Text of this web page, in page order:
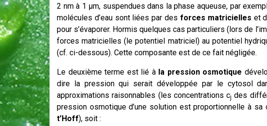
2 nm à 1 µm, suspendues dans la phase aqueuse, par
molécules d’eau sont liées par des forces matricielles et
pour s’évaporer. Hormis quelques cas particuliers (lors de
forces matricielles (le potentiel matriciel) au potentiel
(cf. ci-dessous). Cette composante est de ce fait négligée.
Le deuxième terme est lié à la pression osmotique
dire la pression qui serait développée par le cytosol
approximations raisonnables (les concentrations cj des
pression osmotique d’une solution est proportionnelle à
t’Hoff), soit :